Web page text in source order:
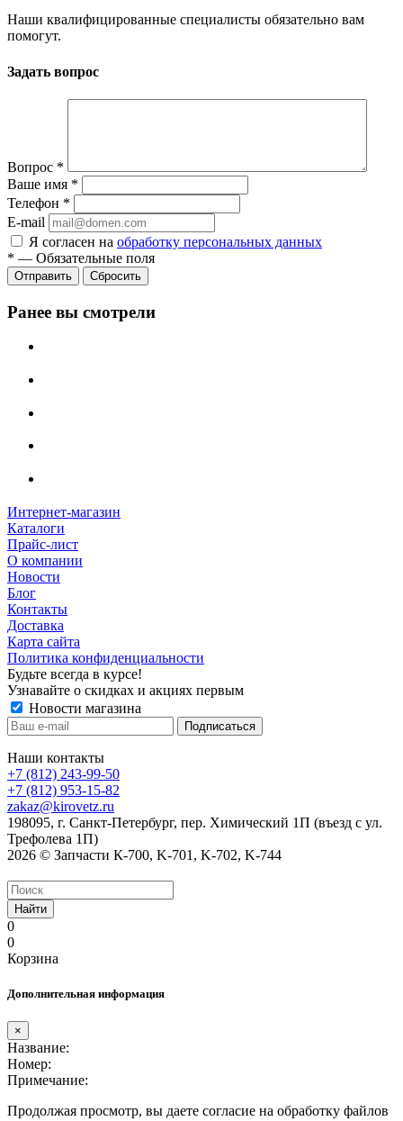
Наши квалифицированные специалисты обязательно вам
помогут.
Задать вопрос
Вопрос *
Ваше имя *
Телефон *
E-mail
Я согласен на обработку персональных данных
* — Обязательные поля
Сбросить
Ранее вы смотрели
Интернет-магазин
Каталоги
Прайс-лист
О компании
Новости
Блог
Контакты
Доставка
Карта сайта
Политика конфиденциальности
Будьте всегда в курсе!
Узнавайте о скидках и акциях первым
Новости магазина
Наши контакты
+7 (812) 243-99-50
+7 (812) 953-15-82
zakaz@kirovetz.ru
198095, г. Санкт-Петербург, пер. Химический 1П (въезд с ул.
Трефолева 1П)
2026 © Запчасти К-700, K-701, K-702, K-744
Найти
0
0
Корзина
Дополнительная информация
×
Название:
Номер:
Примечание:
Продолжая просмотр, вы даете согласие на обработку файлов